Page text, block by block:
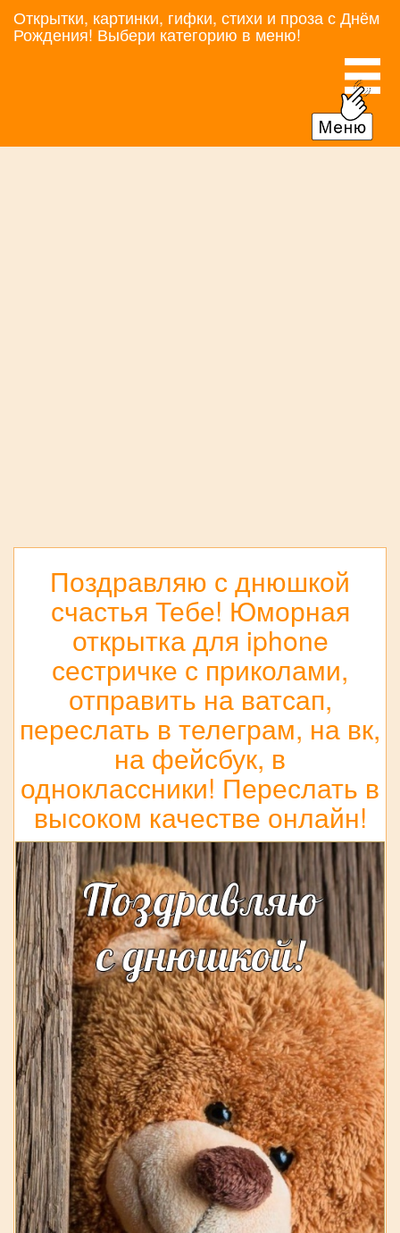
Открытки, картинки, гифки, стихи и проза с Днём
Рождения! Выбери категорию в меню!
Поздравляю с днюшкой
счастья Тебе! Юморная
открытка для iphone
сестричке с приколами,
отправить на ватсап,
переслать в телеграм, на вк,
на фейсбук, в
одноклассники! Переслать в
высоком качестве онлайн!